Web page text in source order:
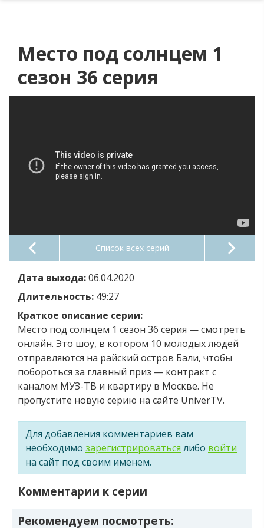
Место под солнцем 1
сезон 36 серия
Список всех серий
Дата выхода:06.04.2020
Длительность: 49:27
Краткое описание серии:
Место под солнцем 1 сезон 36 серия — смотреть
онлайн. Это шоу, в котором 10 молодых людей
отправляются на райский остров Бали, чтобы
побороться за главный приз — контракт с
каналом МУЗ-ТВ и квартиру в Москве. Не
пропустите новую серию на сайте UniverTV.
Для добавления комментариев вам
необходимо зарегистрироваться либо войти
на сайт под своим именем.
Комментарии к серии
Рекомендуем посмотреть: